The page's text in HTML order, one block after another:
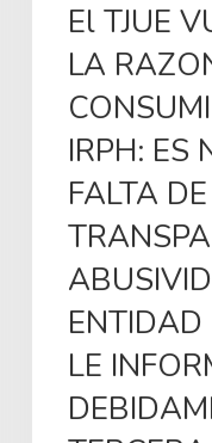
El TJUE
LA
IRPH: ES
FALTA DE
LE